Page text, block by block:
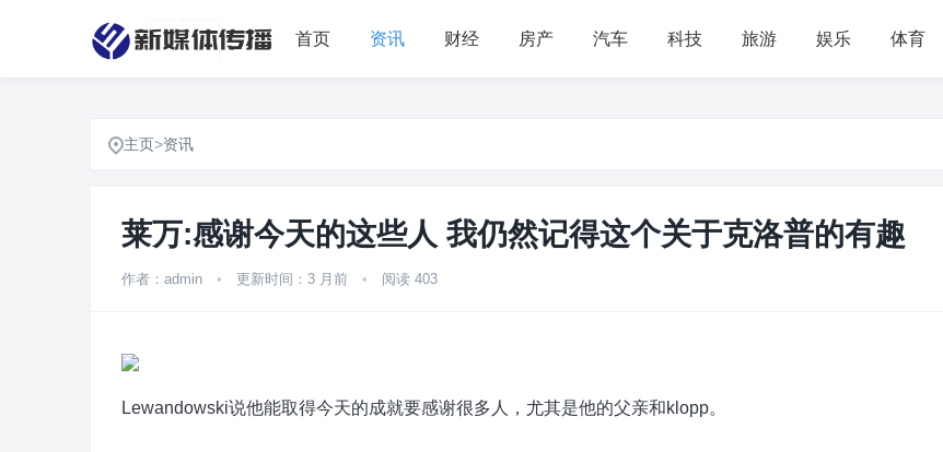
首页 资讯 财经 房产 汽车 科技 旅游 娱乐 体育
主页>资讯
莱万:感谢今天的这些人 我仍然记得这个关于克洛普的有趣
作者：admin • 更新时间：3 月前 • 阅读 403
Lewandowski说他能取得今天的成就要感谢很多人，尤其是他的父亲和klopp。